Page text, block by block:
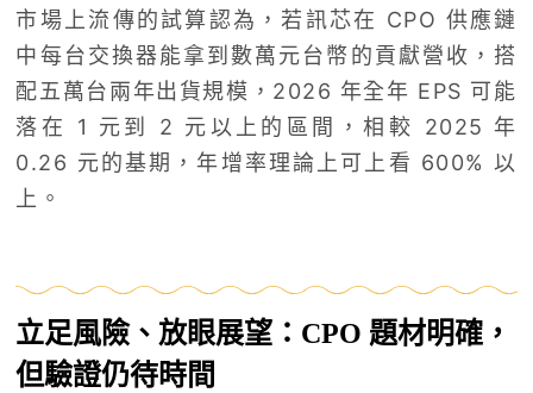
市場上流傳的試算認為，若訊芯在 CPO 供應鏈
中每台交換器能拿到數萬元台幣的貢獻營收，搭
配五萬台兩年出貨規模，2026 年全年 EPS 可能
落在 1 元到 2 元以上的區間，相較 2025 年
0.26 元的基期，年增率理論上可上看 600% 以
上。
立足風險、放眼展望：CPO 題材明確，
但驗證仍待時間